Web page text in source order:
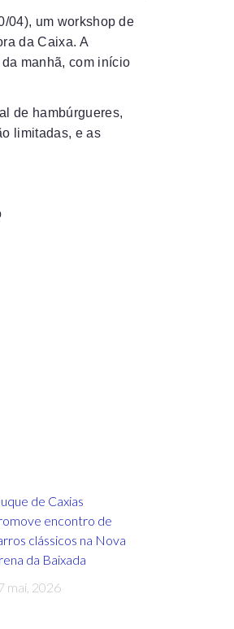
04), um workshop de
da Caixa. A
manhã, com início
de hambúrgueres,
limitadas, e as
de Caxias
encontro de
clássicos na Nova
da Baixada
mai, 2026